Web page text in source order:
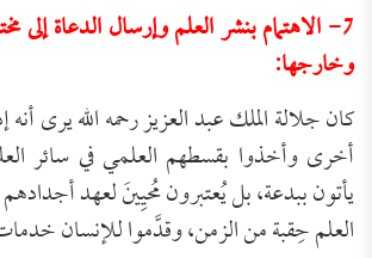
7- الاهتمام بنشر العلم وإرسال الدعاة إلى
وخارجها:
كان جلالة الملك عبد العزيز رحمه الله يرى
أخرى وأخذوا بقسطهم العلمي في سائر
يأتون ببدعة، بل يُعتبرون مُحيِينَ لعهد
العلم حِقبة من الزمن، وقدَّموا للإنسان